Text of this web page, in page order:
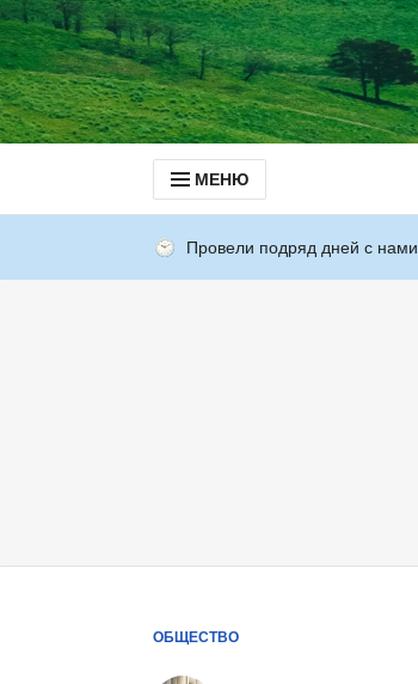
МЕНЮ
Провели подряд дней с нами
ОБЩЕСТВО